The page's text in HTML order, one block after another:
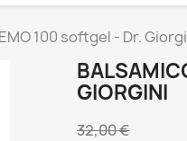
100 softgel - Dr.
GIORGINI
32,00 €